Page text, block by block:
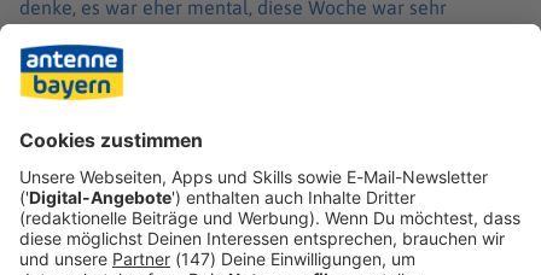
denke, es war eher mental, diese Woche war sehr
Am Ende sorgte der 24-Jährige dann mit wichtigen
Punkten für den Magic-Sieg und bekam in der Halle, in der
er für Alba Berlin einst seine ersten Schritte als Profi
ein echtes Heimspiel an», sagte er. «Ich denke, ich
brauche ein paar Wochen, zu reflektieren.»